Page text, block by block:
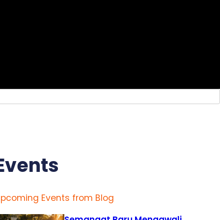
Events from Blog